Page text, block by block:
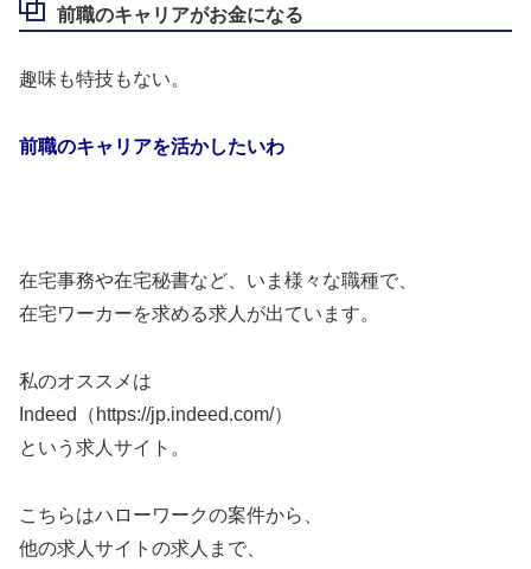
前職のキャリアがお金になる
趣味も特技もない。
前職のキャリアを活かしたいわ
在宅事務や在宅秘書など、いま様々な職種で、
在宅ワーカーを求める求人が出ています。
私のオススメは
Indeed（https://jp.indeed.com/）
という求人サイト。
こちらはハローワークの案件から、
他の求人サイトの求人まで、